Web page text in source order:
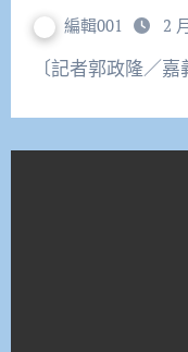
編輯001 2
〔記者郭政隆